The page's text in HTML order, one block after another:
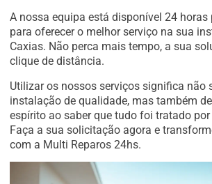
A nossa equipa está disponível 24 horas
para oferecer o melhor serviço na sua
Caxias. Não perca mais tempo, a sua
clique de distância.
Utilizar os nossos serviços significa não
instalação de qualidade, mas também
espírito ao saber que tudo foi tratado
Faça a sua solicitação agora e
com a Multi Reparos 24hs.